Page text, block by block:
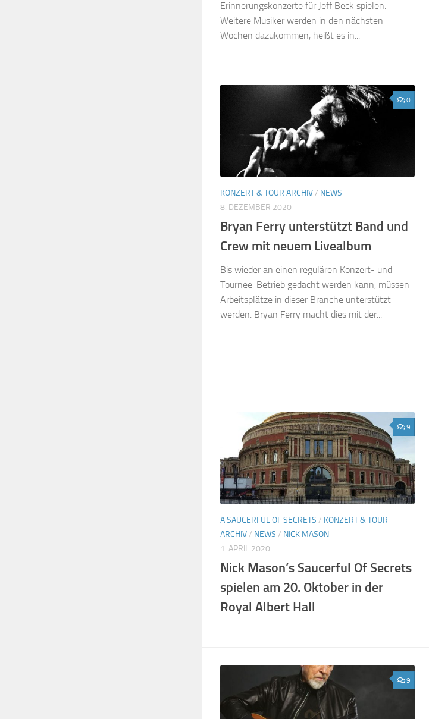
Erinnerungskonzerte für Jeff Beck spielen.
Weitere Musiker werden in den nächsten
Wochen dazukommen, heißt es in...
0
KONZERT & TOUR ARCHIV/ NEWS
8. DEZEMBER 2020
Bryan Ferry unterstützt Band und
Crew mit neuem Livealbum
Bis wieder an einen regulären Konzert- und
Tournee-Betrieb gedacht werden kann, müssen
Arbeitsplätze in dieser Branche unterstützt
werden. Bryan Ferry macht dies mit der...
9
A SAUCERFUL OF SECRETS / KONZERT & TOUR
ARCHIV/ NEWS / NICK MASON
1. APRIL 2020
Nick Mason’s Saucerful Of Secrets
spielen am 20. Oktober in der
Royal Albert Hall
9